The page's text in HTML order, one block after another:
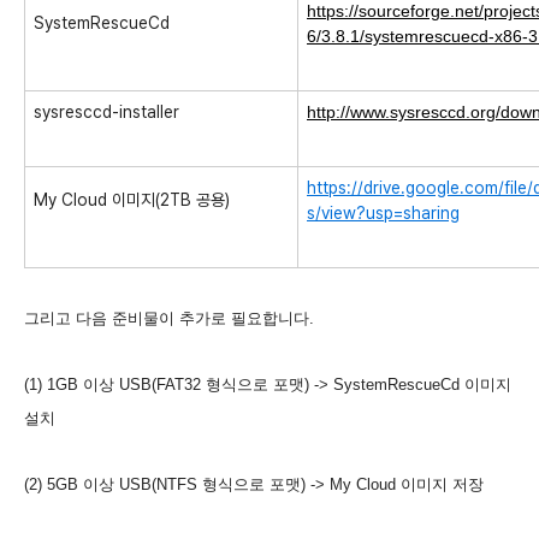
SystemRescueCd
https://sourceforge.net/
6/3.8.1/systemrescuecd-x86-
sysresccd-installer http://www.sysresccd.org/
My Cloud 이미지(2TB 공용)
https://drive.google.com/file/
s/view?usp=sharing
그리고 다음 준비물이 추가로 필요합니다.
(1) 1GB 이상 USB(FAT32 형식으로 포맷) -> SystemRescueCd 이미지
설치
(2) 5GB 이상 USB(NTFS 형식으로 포맷) -> My Cloud 이미지 저장